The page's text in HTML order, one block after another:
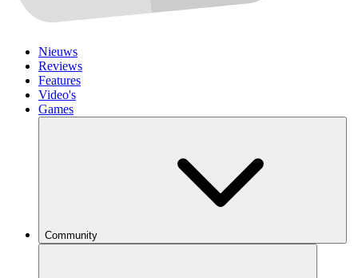
Nieuws
Reviews
Features
Video's
Games
Community